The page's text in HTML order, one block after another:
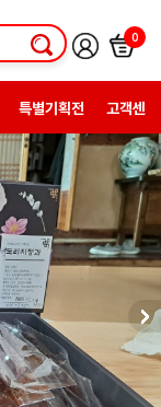
0
특별기획전 고객센터